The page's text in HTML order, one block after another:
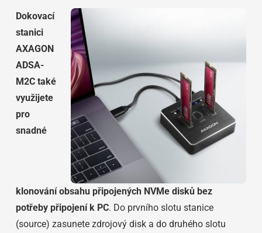
Dokovací
stanici
AXAGON
ADSA-
M2C také
využijete
pro
snadné
klonování obsahu připojených NVMe disků bez
potřeby připojení k PC. Do prvního slotu stanice
(source) zasunete zdrojový disk a do druhého slotu